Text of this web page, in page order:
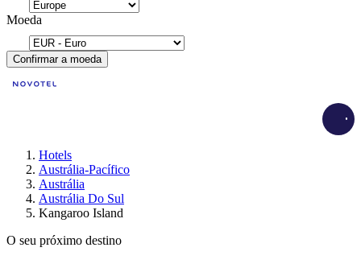
Moeda
Confirmar a moeda
Hotels
Austrália-Pacífico
Austrália
Austrália Do Sul
Kangaroo Island
O seu próximo destino